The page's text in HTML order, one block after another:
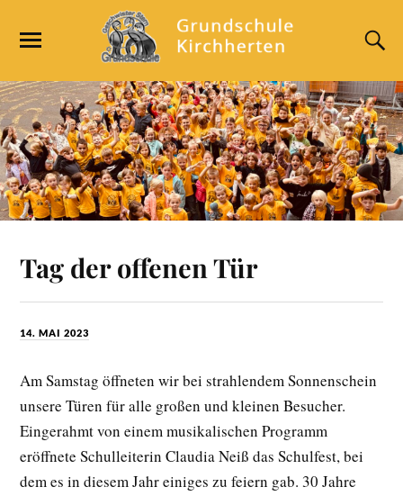
Tag der offenen Tür
14. MAI 2023
Am Samstag öffneten wir bei strahlendem Sonnenschein
unsere Türen für alle großen und kleinen Besucher.
Eingerahmt von einem musikalischen Programm
eröffnete Schulleiterin Claudia Neiß das Schulfest, bei
dem es in diesem Jahr einiges zu feiern gab. 30 Jahre